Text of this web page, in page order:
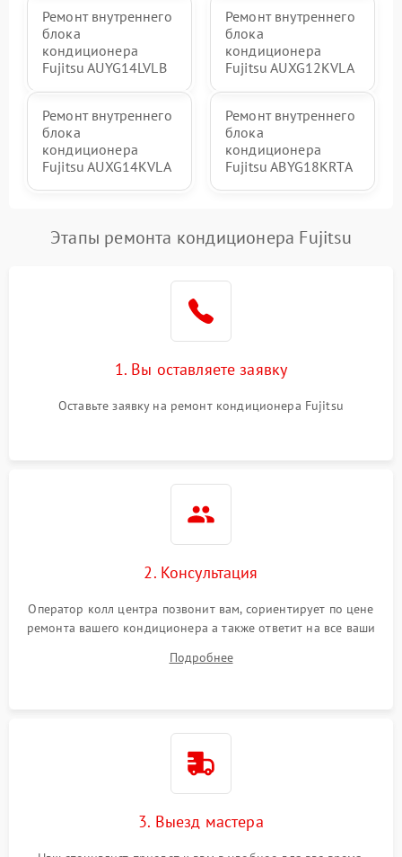
Ремонт внутреннего
блока
кондиционера
Fujitsu AUYG14LVLB
Ремонт внутреннего
блока
кондиционера
Fujitsu AUXG12KVLA
Ремонт внутреннего
блока
кондиционера
Fujitsu AUXG14KVLA
Ремонт внутреннего
блока
кондиционера
Fujitsu ABYG18KRTA
Этапы ремонта кондиционера Fujitsu
1. Вы оставляете заявку
Оставьте заявку на ремонт кондиционера Fujitsu
2. Консультация
Оператор колл центра позвонит вам, сориентирует по цене
ремонта вашего кондиционера а также ответит на все ваши
Подробнее
3. Выезд мастера